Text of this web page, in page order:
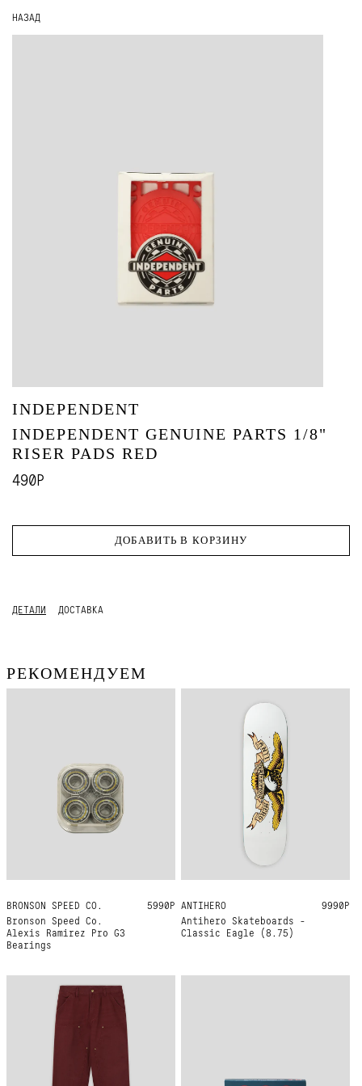
НАЗАД
INDEPENDENT
INDEPENDENT GENUINE PARTS 1/8"
RISER PADS RED
490Р
ДОБАВИТЬ В КОРЗИНУ
ДЕТАЛИ ДОСТАВКА
РЕКОМЕНДУЕМ
BRONSON SPEED CO.
Bronson Speed Co.
Alexis Ramirez Pro G3
Bearings
ONE SIZE 5990Р ANTIHERO
Antihero Skateboards -
Classic Eagle (8.75)
8.75 9990Р